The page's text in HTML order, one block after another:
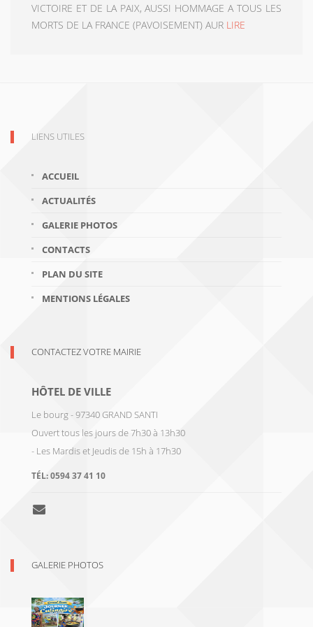
VICTOIRE ET DE LA PAIX, AUSSI HOMMAGE A TOUS LES
MORTS DE LA FRANCE (PAVOISEMENT) AUR LIRE
LIENS UTILES
ACCUEIL
ACTUALITÉS
GALERIE PHOTOS
CONTACTS
PLAN DU SITE
MENTIONS LÉGALES
CONTACTEZ VOTRE MAIRIE
HÔTEL DE VILLE
Le bourg - 97340 GRAND SANTI
Ouvert tous les jours de 7h30 à 13h30
- Les Mardis et Jeudis de 15h à 17h30
TÉL:0594 37 41 10
GALERIE PHOTOS